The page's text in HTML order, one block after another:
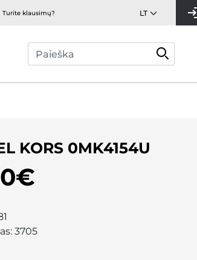
Turite klausimų?
KORS 0MK4154U
3705